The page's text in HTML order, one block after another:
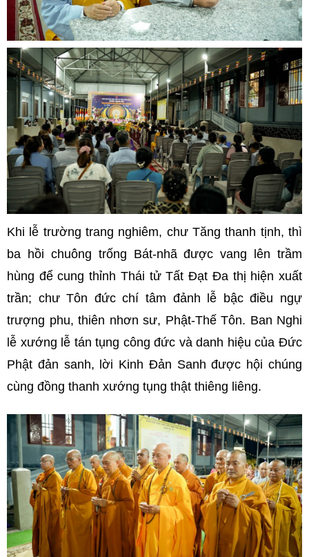
Khi lễ trường trang nghiêm, chư Tăng thanh tịnh, thì
ba hồi chuông trống Bát-nhã được vang lên trầm
hùng để cung thỉnh Thái tử Tất Đạt Đa thị hiện xuất
trần; chư Tôn đức chí tâm đảnh lễ bậc điều ngự
trượng phu, thiên nhơn sư, Phật-Thế Tôn. Ban Nghi
lễ xướng lễ tán tụng công đức và danh hiệu của Đức
Phật đản sanh, lời Kinh Đản Sanh được hội chúng
cùng đồng thanh xướng tụng thật thiêng liêng.